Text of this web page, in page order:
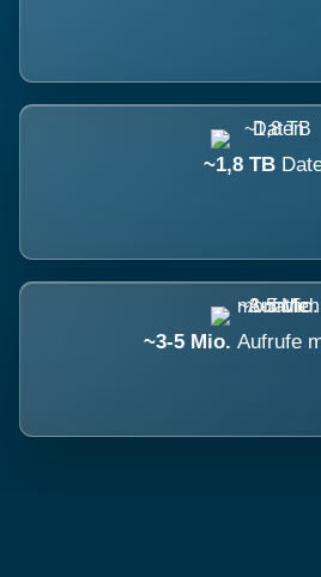
~1,8 TB
~3-5 Mio. Aufrufe